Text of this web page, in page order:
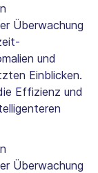
Überwachung
und
Einblicken.
Effizienz und
Überwachung